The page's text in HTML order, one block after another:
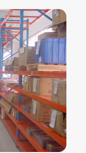
區富高東路
過 ISO
業股份有
造
圳成立
、
、FIC
USI 等客戶
WISTRON、
、
戶之主要供